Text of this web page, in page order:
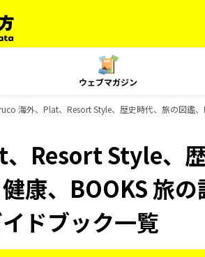
ウェブマガジン
海外、Plat、Resort Style、歴史時代、旅の図鑑
Resort Style、
康、BOOKS 旅
ドブック一覧